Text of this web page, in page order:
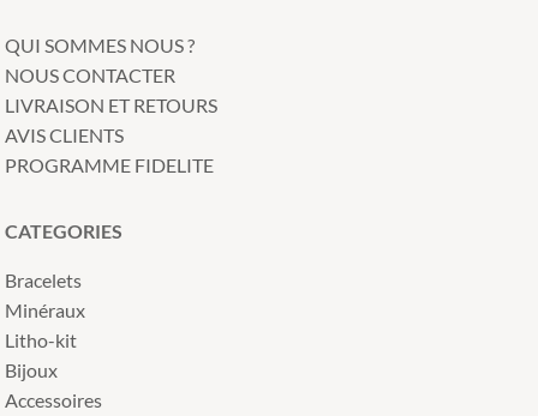
QUI SOMMES NOUS ?
NOUS CONTACTER
LIVRAISON ET RETOURS
AVIS CLIENTS
PROGRAMME FIDELITE
CATEGORIES
Bracelets
Minéraux
Litho-kit
Bijoux
Accessoires